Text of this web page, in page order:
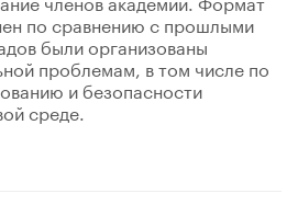
по сравнению с прошлыми
были организованы
проблемам, в том числе по
и безопасности
среде.